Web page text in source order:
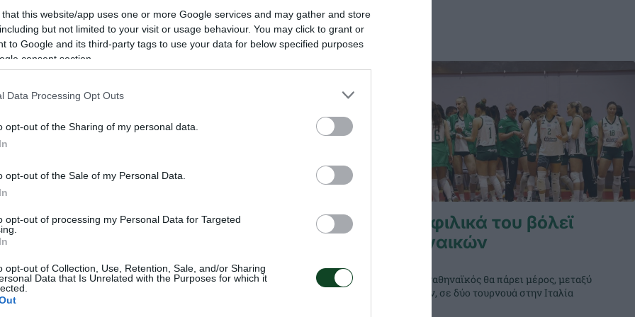
that this website/app uses one or more Google services and may gather and store
but not limited to your visit or usage behaviour. You may click to grant or
to Google and its third-party tags to use your data for below specified purposes
consent section.
Data Processing Opt Outs
opt-out of the Sharing of my personal data.
opt-out of the Sale of my Personal Data.
opt-out of processing my Personal Data for Targeted
opt-out of Collection, Use, Retention, Sale, and/or Sharing
Data that Is Unrelated with the Purposes for which it
την Ιταλία στο
το
μας συγκρότημα
μπρέικ από τη
Φιλική ισοπαλία με διπλή
αναδείχθηκε ισόπαλη με την αντίστοιχη της
Σουηδία σε φιλική αναμέτρηση που
Τα φιλικά του βόλεϊ
γυναικών
Ο Παναθηναϊκός θα πάρει μέρος, μεταξύ
άλλων, σε δύο τουρνουά στην Ιταλία